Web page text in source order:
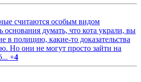
считаются особым видом
основания думать, что кота украли, вы
в полицию, какие-то доказательства
Но они не могут просто зайти на
+4